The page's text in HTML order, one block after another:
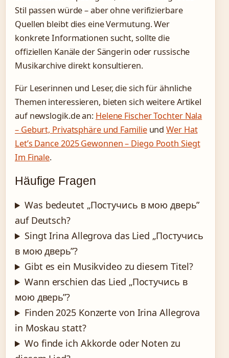
Stil passen würde – aber ohne verifizierbare
Quellen bleibt dies eine Vermutung. Wer
konkrete Informationen sucht, sollte die
offiziellen Kanäle der Sängerin oder russische
Musikarchive direkt konsultieren.
Für Leserinnen und Leser, die sich für ähnliche
Themen interessieren, bieten sich weitere Artikel
auf newslogik.de an: Helene Fischer Tochter Nala
– Geburt, Privatsphäre und FamilieundWer Hat
Let’s Dance 2025 Gewonnen – Diego Pooth Siegt
Im Finale.
Häufige Fragen
Was bedeutet „Постучись в мою дверь”
auf Deutsch?
Singt Irina Allegrova das Lied „Постучись
в мою дверь”?
Gibt es ein Musikvideo zu diesem Titel?
Wann erschien das Lied „Постучись в
мою дверь”?
Finden 2025 Konzerte von Irina Allegrova
in Moskau statt?
Wo finde ich Akkorde oder Noten zu